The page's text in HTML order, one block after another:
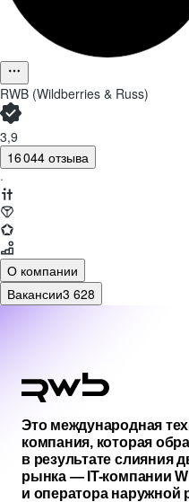
RWB (Wildberries & Russ)
3,9
16 044 отзыва
·
О компании
Вакансии3 628
Это международная
компания, которая
в результате слияния
рынка — IT-компании
и оператора наружной